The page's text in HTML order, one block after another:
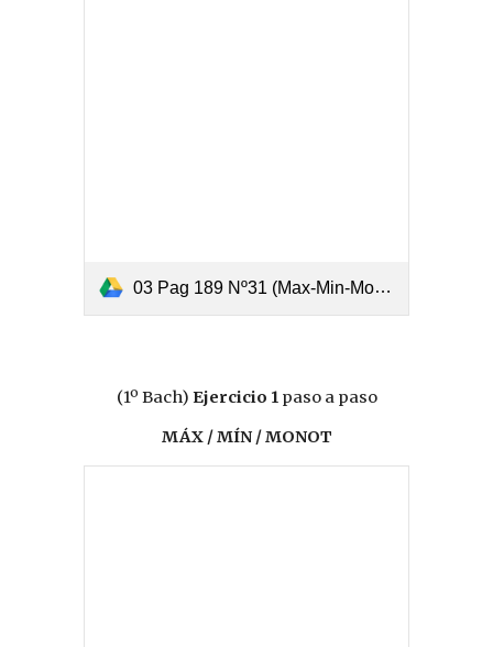
03 Pag 189 Nº31 (Max-Min-Monotonía-PtoInf-Curvatura).pdf
(1º Bach) Ejercicio 1paso a paso
MÁX / MÍN / MONOT